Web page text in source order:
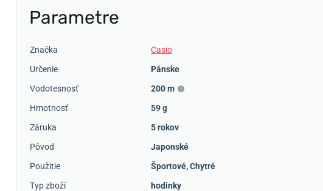
Parametre
Značka
Casio
Určenie
Pánske
Vodotesnosť
200 m
Hmotnosť
59 g
Záruka
5 rokov
Pôvod
Japonské
Použitie
Športové,Chytré
Typ zboží
hodinky